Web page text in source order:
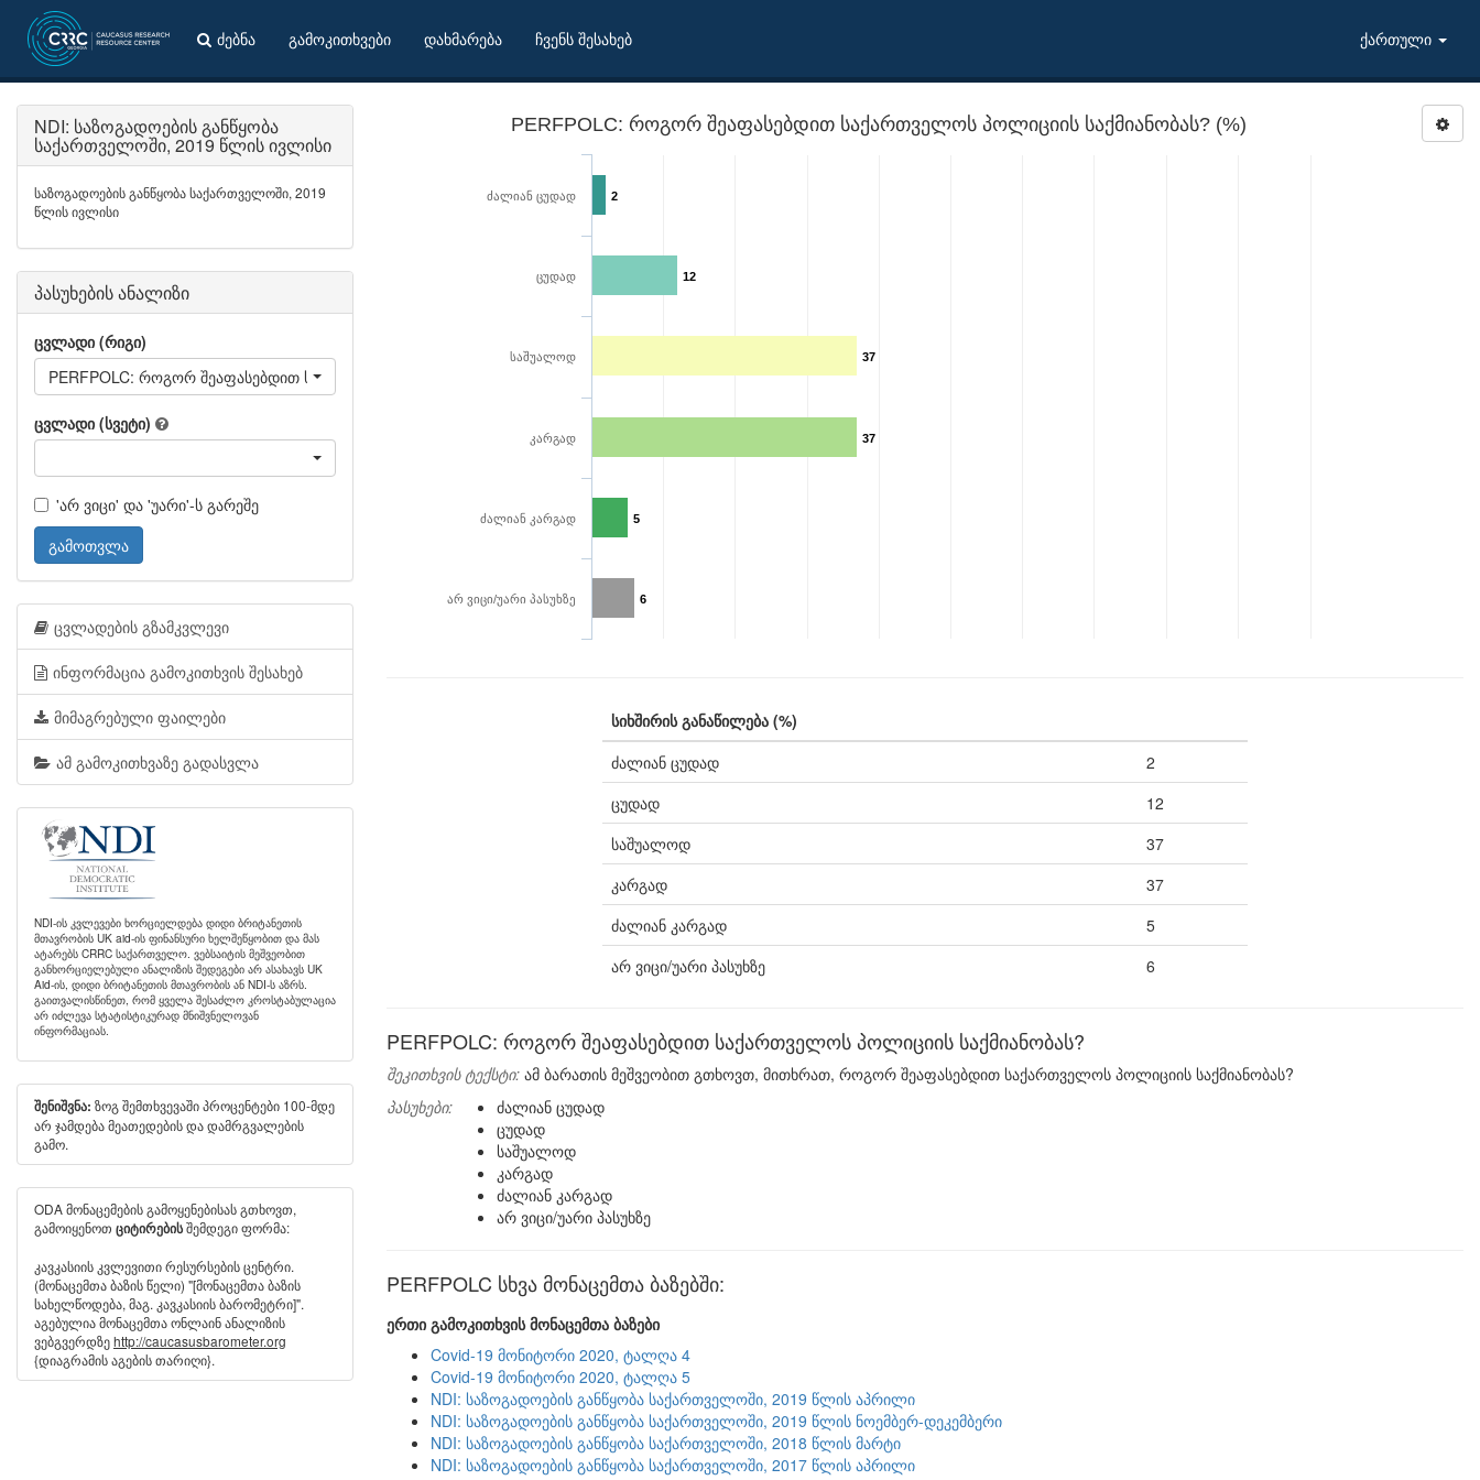
ძებნა გამოკითხვები დახმარება ჩვენს შესახებ ქართული
PERFPOLC: როგორ შეაფასებდით საქართველოს პოლიციის საქმიანობას? (%)
2
12
37
37
5
6
ძალიან ცუდად
ცუდად
საშუალოდ
კარგად
ძალიან კარგად
არ ვიცი/უარი პასუხზე
სიხშირის განაწილება (%)
ძალიან ცუდად
2
ცუდად
12
საშუალოდ
37
კარგად
37
ძალიან კარგად
5
არ ვიცი/უარი პასუხზე
6
PERFPOLC: როგორ შეაფასებდით საქართველოს პოლიციის საქმიანობას?
შეკითხვის ტექსტი: ამ ბარათის მეშვეობით გთხოვთ, მითხრათ, როგორ შეაფასებდით საქართველოს პოლიციის საქმიანობას?
პასუხები:
ძალიან ცუდად
ცუდად
საშუალოდ
კარგად
ძალიან კარგად
არ ვიცი/უარი პასუხზე
PERFPOLC სხვა მონაცემთა ბაზებში:
ერთი გამოკითხვის მონაცემთა ბაზები
Covid-19 მონიტორი 2020, ტალღა 4
Covid-19 მონიტორი 2020, ტალღა 5
NDI: საზოგადოების განწყობა საქართველოში, 2019 წლის აპრილი
NDI: საზოგადოების განწყობა საქართველოში, 2019 წლის ნოემბერ-დეკემბერი
NDI: საზოგადოების განწყობა საქართველოში, 2018 წლის მარტი
NDI: საზოგადოების განწყობა საქართველოში, 2017 წლის აპრილი
NDI: საზოგადოების განწყობა
საქართველოში, 2019 წლის ივლისი
საზოგადოების განწყობა საქართველოში, 2019
წლის ივლისი
პასუხების ანალიზი
ცვლადი (რიგი)
PERFPOLC: როგორ შეაფასებდით საქართველოს პოლიციის საქმიანობას?
ცვლადი (სვეტი)
'არ ვიცი' და 'უარი'-ს გარეშე
გამოთვლა
ცვლადების გზამკვლევი
ინფორმაცია გამოკითხვის შესახებ
მიმაგრებული ფაილები
ამ გამოკითხვაზე გადასვლა
NDI-ის კვლევები ხორციელდება დიდი ბრიტანეთის
მთავრობის UK aid-ის ფინანსური ხელშეწყობით და მას
ატარებს CRRC საქართველო. ვებსაიტის მეშვეობით
განხორციელებული ანალიზის შედეგები არ ასახავს UK
Aid-ის, დიდი ბრიტანეთის მთავრობის ან NDI-ს აზრს.
გაითვალისწინეთ, რომ ყველა შესაძლო კროსტაბულაცია
არ იძლევა სტატისტიკურად მნიშვნელოვან
ინფორმაციას.
შენიშვნა: ზოგ შემთხვევაში პროცენტები 100-მდე
არ ჯამდება მეათედების და დამრგვალების
გამო.
ODA მონაცემების გამოყენებისას გთხოვთ,
გამოიყენოთ ციტირებისშემდეგი ფორმა:
კავკასიის კვლევითი რესურსების ცენტრი.
(მონაცემთა ბაზის წელი) "[მონაცემთა ბაზის
სახელწოდება, მაგ. კავკასიის ბარომეტრი]".
აგებულია მონაცემთა ონლაინ ანალიზის
ვებგვერდზეhttp://caucasusbarometer.org
{დიაგრამის აგების თარიღი}.